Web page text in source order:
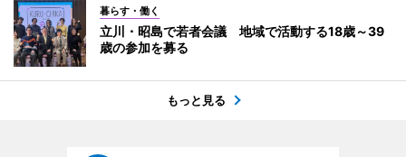
暮らす・働く
立川・昭島で若者会議 地域で活動する18歳～39
歳の参加を募る
もっと見る